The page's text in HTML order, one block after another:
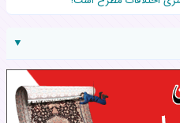
▼